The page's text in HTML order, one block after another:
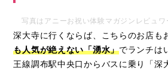
深大寺に行くならば、こちらのお店も
も人気が絶えない「湧水」でランチは
王線調布駅中央口からバスに乗り「深